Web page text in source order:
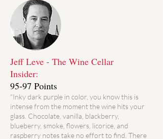
Jeff Leve - The Wine Cellar
Insider:
95-97 Points
"Inky dark purple in color, you know this is
intense from the moment the wine hits your
glass. Chocolate, vanilla, blackberry,
blueberry, smoke, flowers, licorice, and
raspberry notes take no effort to find. There